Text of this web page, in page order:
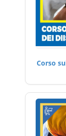
Corso